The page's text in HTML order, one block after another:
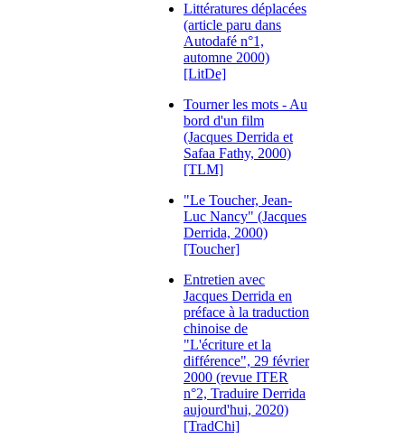
Littératures déplacées
(article paru dans
Autodafé n°1,
automne 2000)
[LitDe]
Tourner les mots - Au
bord d'un film
(Jacques Derrida et
Safaa Fathy, 2000)
[TLM]
"Le Toucher, Jean-
Luc Nancy" (Jacques
Derrida, 2000)
[Toucher]
Entretien avec
Jacques Derrida en
préface à la traduction
chinoise de
"L'écriture et la
différence", 29 février
2000 (revue ITER
n°2, Traduire Derrida
aujourd'hui, 2020)
[TradChi]